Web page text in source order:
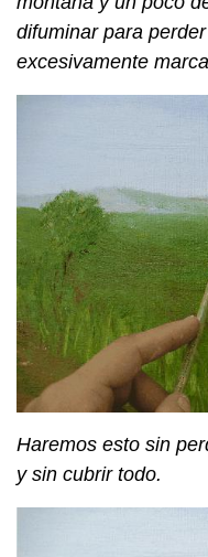
difuminar para
excesivamente
Haremos esto sin
y sin cubrir todo.